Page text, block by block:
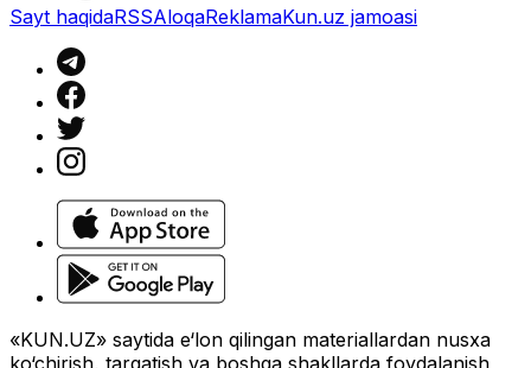
Sayt haqidaRSSAloqaReklamaKun.uz jamoasi
«KUN.UZ» saytida e‘lon qilingan materiallardan nusxa